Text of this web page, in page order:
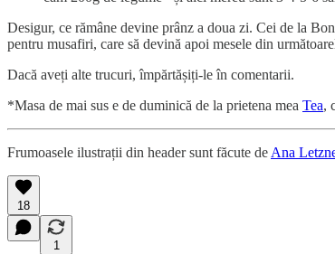
Desigur, ce rămâne devine prânz a doua zi. Cei de la
pentru musafiri, care să devină apoi mesele din
Dacă aveți alte trucuri, împărtășiți-le în comentarii.
*Masa de mai sus e de duminică de la prietena mea Tea,
Frumoasele ilustrații din header sunt făcute de Ana
18
1